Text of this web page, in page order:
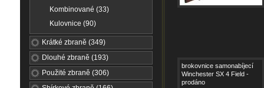
Kombinované (33)
Kulovnice (90)
Krátké zbraně (349)
Dlouhé zbraně (193)
Použité zbraně (306)
brokovnice samonabíjecí
Winchester SX 4 Field -
prodáno